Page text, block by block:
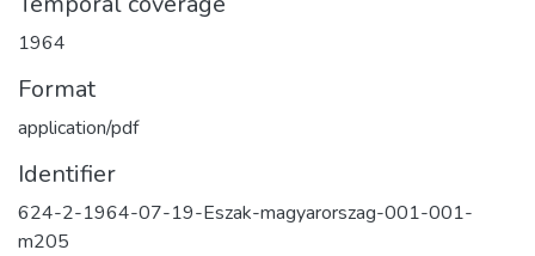
1964
Format
application/pdf
Identifier
624-2-1964-07-19-Eszak-magyarorszag-001-001-
m205